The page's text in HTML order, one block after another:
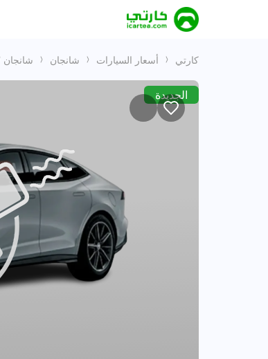
كارتي أسعار السيارات شانجان شانجان UNI-V
الجديدة